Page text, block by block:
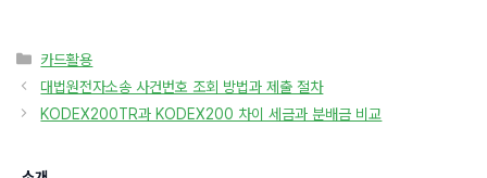
카
테
리
카드활용
대법원전자소송 사건번호 조회 방법과 제출 절차
KODEX200TR과 KODEX200 차이 세금과 분배금 비교